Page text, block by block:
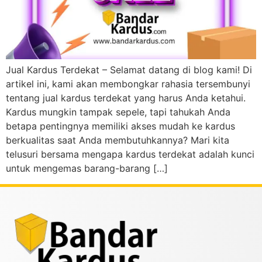
Jual Kardus Terdekat – Selamat datang di blog kami! Di
artikel ini, kami akan membongkar rahasia tersembunyi
tentang jual kardus terdekat yang harus Anda ketahui.
Kardus mungkin tampak sepele, tapi tahukah Anda
betapa pentingnya memiliki akses mudah ke kardus
berkualitas saat Anda membutuhkannya? Mari kita
telusuri bersama mengapa kardus terdekat adalah kunci
untuk mengemas barang-barang […]